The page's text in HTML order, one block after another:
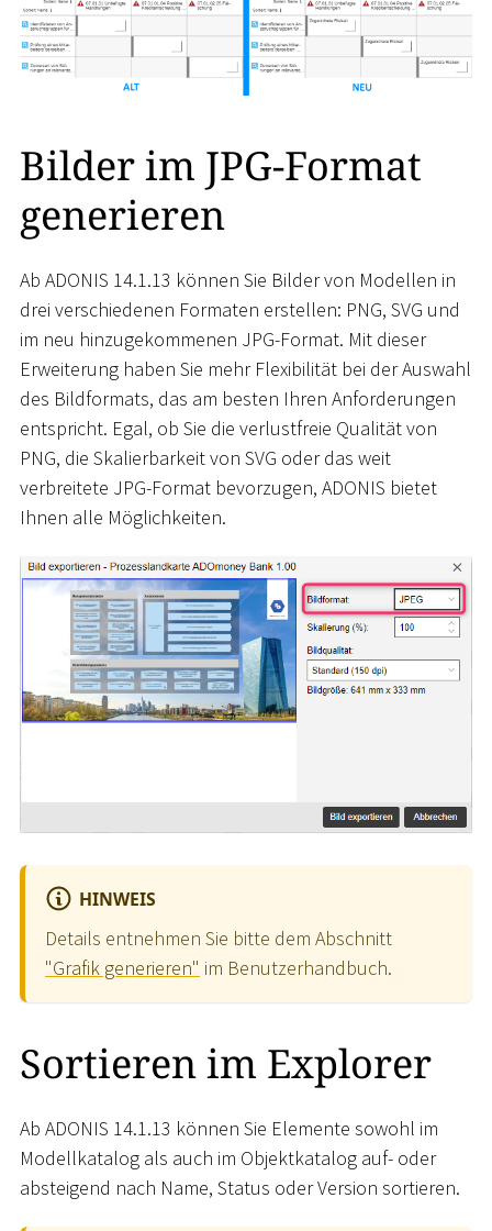
Bilder im JPG-Format
generieren
Ab ADONIS 14.1.13 können Sie Bilder von Modellen in
drei verschiedenen Formaten erstellen: PNG, SVG und
im neu hinzugekommenen JPG-Format. Mit dieser
Erweiterung haben Sie mehr Flexibilität bei der Auswahl
des Bildformats, das am besten Ihren Anforderungen
entspricht. Egal, ob Sie die verlustfreie Qualität von
PNG, die Skalierbarkeit von SVG oder das weit
verbreitete JPG-Format bevorzugen, ADONIS bietet
Ihnen alle Möglichkeiten.
HINWEIS
Details entnehmen Sie bitte dem Abschnitt
"Grafik generieren" im Benutzerhandbuch.
Sortieren im Explorer
Ab ADONIS 14.1.13 können Sie Elemente sowohl im
Modellkatalog als auch im Objektkatalog auf- oder
absteigend nach Name, Status oder Version sortieren.